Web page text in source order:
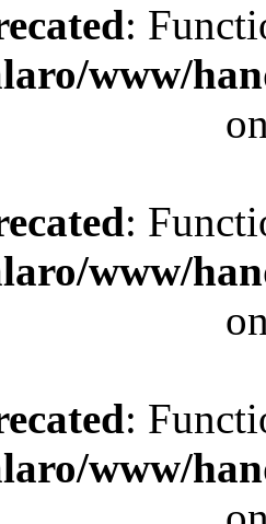
:
www/
:
www/
:
www/